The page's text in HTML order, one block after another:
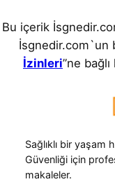
Bu içerik
İsgnedir.com`un
İzinleri”ne
Sağlıklı bir yaşam
Güvenliği için
makaleler.